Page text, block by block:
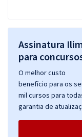
Assinatura
para
O melhor custo
benefício para os
mil cursos para
garantia de